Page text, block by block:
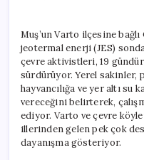
Muş’un Varto ilçesine
jeotermal enerji (JES)
çevre aktivistleri, 19
sürdürüyor. Yerel sakinler,
hayvancılığa ve yer altı su
vereceğini belirterek,
ediyor. Varto ve çevre
illerinden gelen pek çok
dayanışma gösteriyor.